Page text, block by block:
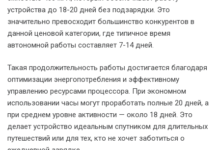
устройства до 18-20 дней без подзарядки. Это
значительно превосходит большинство конкурентов в
данной ценовой категории, где типичное время
автономной работы составляет 7-14 дней.
Такая продолжительность работы достигается благодаря
оптимизации энергопотребления и эффективному
управлению ресурсами процессора. При экономном
использовании часы могут проработать полные 20 дней, а
при среднем уровне активности — около 18 дней. Это
делает устройство идеальным спутником для длительных
путешествий или для тех, кто не хочет заботиться о